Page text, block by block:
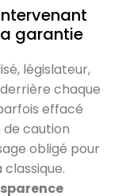
garantie
législateur,
chaque
effacé
de caution
obligé pour